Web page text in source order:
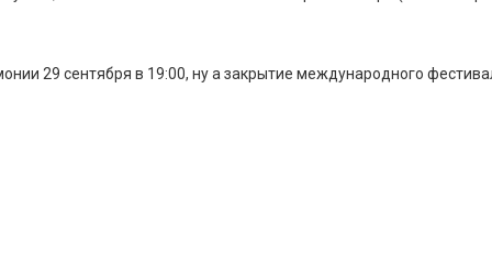
29 сентября в 19:00, ну а закрытие международного